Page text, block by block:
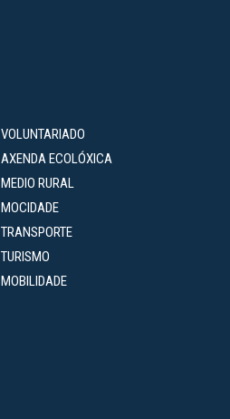
VOLUNTARIADO
AXENDA ECOLÓXICA
MEDIO RURAL
MOCIDADE
TRANSPORTE
TURISMO
MOBILIDADE